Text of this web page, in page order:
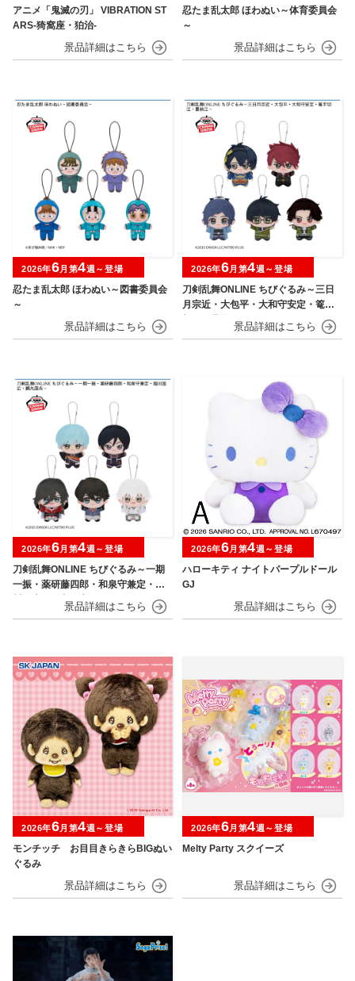
アニメ「鬼滅の刃」 VIBRATION ST
ARS-猗窩座・狛治-
忍たま乱太郎 ほわぬい～体育委員会
～
忍たま乱太郎 ほわぬい～図書委員会
～
2026年6月第4週～登場
刀剣乱舞ONLINE ちびぐるみ～三日
月宗近・大包平・大和守安定・篭手
切江・豊前江～
2026年6月第4週～登場
刀剣乱舞ONLINE ちびぐるみ～一期
一振・薬研藤四郎・和泉守兼定・堀
川国広・鶴丸国永～
2026年6月第4週～登場
ハローキティ ナイトパープルドール
GJ
2026年6月第4週～登場
モンチッチ お目目きらきらBIGぬい
ぐるみ
2026年6月第4週～登場
Melty Party スクイーズ
2026年6月第4週～登場